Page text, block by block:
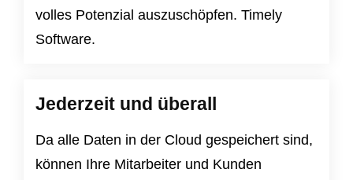
volles Potenzial auszuschöpfen. Timely
Software.
Jederzeit und überall
Da alle Daten in der Cloud gespeichert sind,
können Ihre Mitarbeiter und Kunden